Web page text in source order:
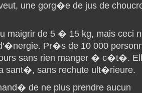
une gorg�e de jus de
maigrir de 5 � 15 kg, mais ceci
Pr�s de 10 000
sans rien manger � c�t�.
sant�, sans rechute ult�rieure.
de ne plus prendre aucun